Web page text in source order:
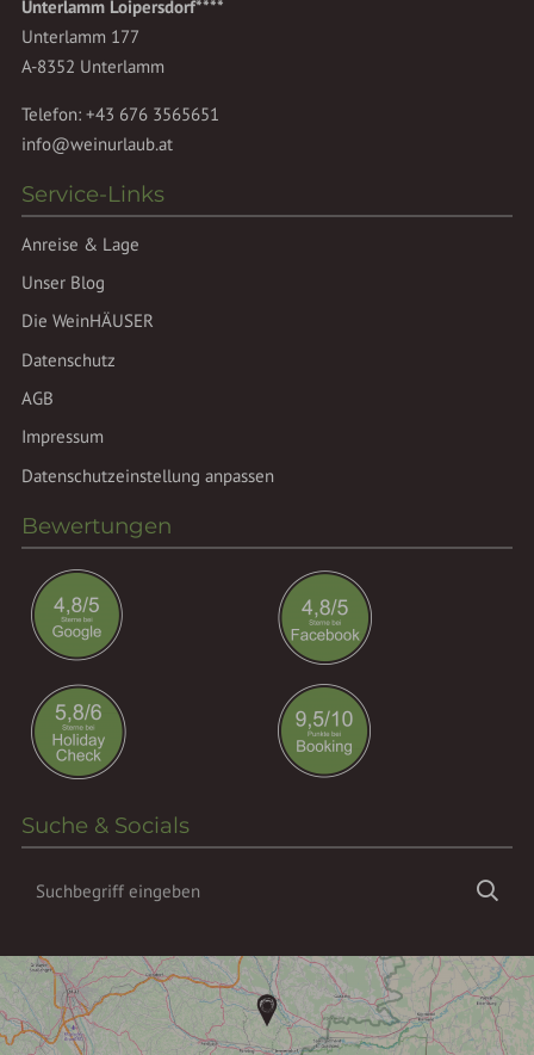
Unterlamm Loipersdorf****
Unterlamm 177
A-8352 Unterlamm
Telefon:+43 676 3565651
info@weinurlaub.at
Service-Links
Anreise & Lage
Unser Blog
Die WeinHÄUSER
Datenschutz
AGB
Impressum
Datenschutzeinstellung anpassen
Bewertungen
Suche & Socials
Suchbegriff